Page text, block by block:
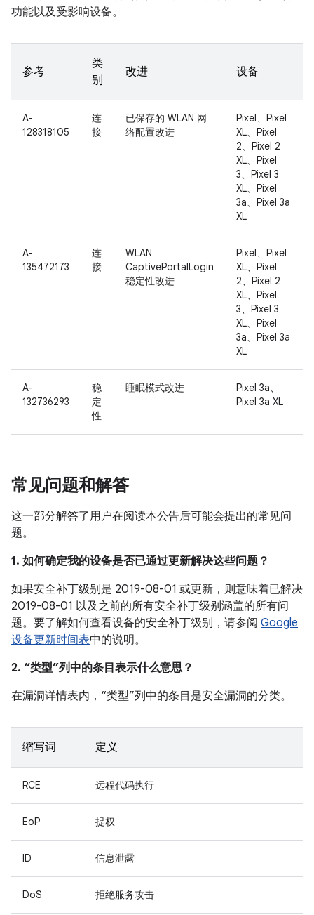
功能以及受影响设备。
参考
类
别
改进 设备
A-
128318105
连
接
已保存的 WLAN 网
络配置改进
Pixel、Pixel
XL、Pixel
2、Pixel 2
XL、Pixel
3、Pixel 3
XL、Pixel
3a、Pixel 3a
XL
A-
135472173
连
接
WLAN
CaptivePortalLogin
稳定性改进
Pixel、Pixel
XL、Pixel
2、Pixel 2
XL、Pixel
3、Pixel 3
XL、Pixel
3a、Pixel 3a
XL
A-
132736293
稳
定
性
睡眠模式改进
Pixel 3a、
Pixel 3a XL
常见问题和解答
这一部分解答了用户在阅读本公告后可能会提出的常见问
题。
1. 如何确定我的设备是否已通过更新解决这些问题？
如果安全补丁级别是 2019-08-01 或更新，则意味着已解决
2019-08-01 以及之前的所有安全补丁级别涵盖的所有问
题。要了解如何查看设备的安全补丁级别，请参阅 Google
设备更新时间表中的说明。
2. “类型”列中的条目表示什么意思？
在漏洞详情表内，“类型”列中的条目是安全漏洞的分类。
缩写词 定义
RCE 远程代码执行
EoP 提权
ID 信息泄露
DoS 拒绝服务攻击